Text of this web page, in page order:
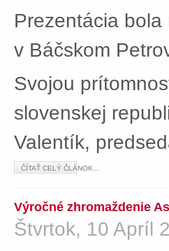
Prezentácia
v Báčskom
Svojou
slovenskej
Valentík,
ČÍTAŤ CELÝ ČLÁNOK...
Výročné zhromaždenie
Štvrtok, 10 Apríl